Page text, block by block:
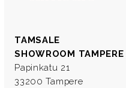
TAMSALE
SHOWROOM TAMPERE
Papinkatu 21
33200 Tampere